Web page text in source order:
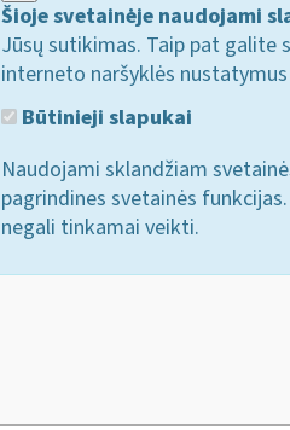
Šioje svetainėje naudojami
Jūsų sutikimas. Taip pat galite
interneto naršyklės
Būtinieji slapukai
Naudojami sklandžiam
pagrindines svetainės
negali tinkamai veikti.